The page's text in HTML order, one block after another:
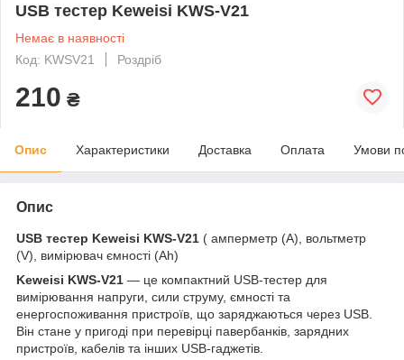
USB тестер Keweisi KWS-V21
Немає в наявності
Код: KWSV21
Роздріб
210 ₴
Опис Характеристики Доставка Оплата Умови
Опис
USB тестер Keweisi KWS-V21 ( амперметр (A), вольтметр
(V), вимірювач ємності (Ah)
Keweisi KWS-V21 — це компактний USB-тестер для
вимірювання напруги, сили струму, ємності та
енергоспоживання пристроїв, що заряджаються через USB.
Він стане у пригоді при перевірці павербанків, зарядних
пристроїв, кабелів та інших USB-гаджетів.